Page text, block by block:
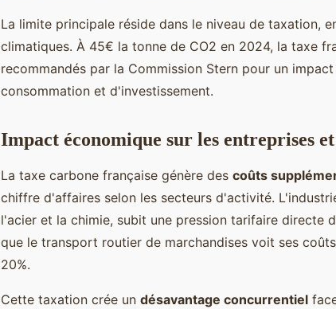
La limite principale réside dans le niveau de taxation,
climatiques. À 45€ la tonne de CO2 en 2024, la taxe
recommandés par la Commission Stern pour un
consommation et d'investissement.
Impact économique sur les entreprises
La taxe carbone française génère des coûts
chiffre d'affaires selon les secteurs d'activité.
l'acier et la chimie, subit une pression tarifaire directe
que le transport routier de marchandises voit ses
20%.
Cette taxation crée un désavantage concurrentiel